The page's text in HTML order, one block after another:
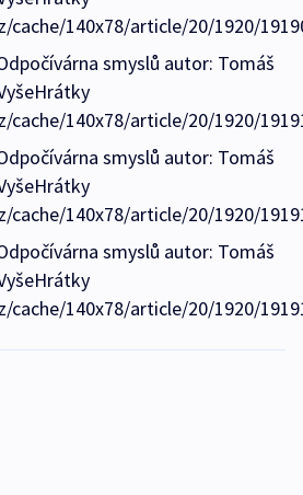
140x78/article/20/1920/
smyslů autor: Tomáš
140x78/article/20/1920/
smyslů autor: Tomáš
140x78/article/20/1920/
smyslů autor: Tomáš
140x78/article/20/1920/